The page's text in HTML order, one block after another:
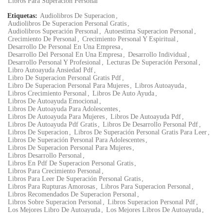
Etiquetas: Audiolibros De Superacion ,
Audiolibros De Superacion Personal Gratis ,
Audiolibros Superación Personal , Autoestima Superacion Personal ,
Crecimiento De Personal , Crecimiento Personal Y Espiritual ,
Desarrollo De Personal En Una Empresa ,
Desarrollo Del Personal En Una Empresa , Desarrollo Individual ,
Desarrollo Personal Y Profesional , Lecturas De Superación Personal ,
Libro Autoayuda Ansiedad Pdf ,
Libro De Superacion Personal Gratis Pdf ,
Libro De Superacion Personal Para Mujeres , Libros Autoayuda ,
Libros Crecimiento Personal , Libros De Auto Ayuda ,
Libros De Autoayuda Emocional ,
Libros De Autoayuda Para Adolescentes ,
Libros De Autoayuda Para Mujeres , Libros De Autoayuda Pdf ,
Libros De Autoayuda Pdf Gratis , Libros De Desarrollo Personal Pdf ,
Libros De Superacion , Libros De Superación Personal Gratis Para Leer ,
Libros De Superación Personal Para Adolescentes ,
Libros De Superacion Personal Para Mujeres ,
Libros Desarrollo Personal ,
Libros En Pdf De Superacion Personal Gratis ,
Libros Para Crecimiento Personal ,
Libros Para Leer De Superación Personal Gratis ,
Libros Para Rupturas Amorosas , Libros Para Superacion Personal ,
Libros Recomendados De Superacion Personal ,
Libros Sobre Superacion Personal , Libros Superacion Personal Pdf ,
Los Mejores Libro De Autoayuda , Los Mejores Libros De Autoayuda ,